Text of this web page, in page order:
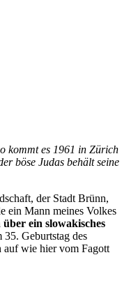
kommt es 1961 in Zürich
böse Judas behält seine
der Stadt Brünn,
ein Mann meines Volkes
ein slowakisches
Geburtstag des
auf wie hier vom Fagott